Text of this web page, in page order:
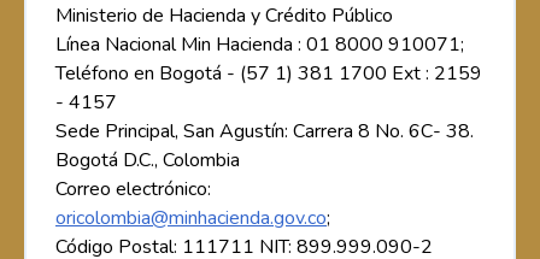
Ministerio de Hacienda y Crédito Público
Línea Nacional Min Hacienda : 01 8000 910071;
Teléfono en Bogotá - (57 1) 381 1700 Ext : 2159
- 4157
Sede Principal, San Agustín: Carrera 8 No. 6C- 38.
Bogotá D.C., Colombia
Correo electrónico:
oricolombia@minhacienda.gov.co;
Código Postal: 111711 NIT: 899.999.090-2